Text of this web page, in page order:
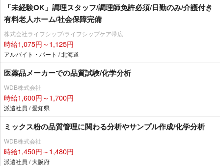
「未経験OK」調理スタッフ/調理師免許必須/日勤のみ/介護付き
有料老人ホーム/社会保障完備
株式会社ライフシップ/ライフシップケア帯広
時給1,075円～1,125円
アルバイト・パート / 北海道
医薬品メーカーでの品質試験/化学分析
WDB株式会社
時給1,600円～1,700円
派遣社員 / 愛知県
ミックス粉の品質管理に関わる分析やサンプル作成/化学分析
WDB株式会社
時給1,450円～1,480円
派遣社員 / 大阪府